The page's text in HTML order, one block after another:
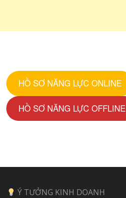
HỒ SƠ NĂNG LỰC ONLINE
HỒ SƠ NĂNG LỰC OFFLINE
Ý TƯỞNG KINH DOANH